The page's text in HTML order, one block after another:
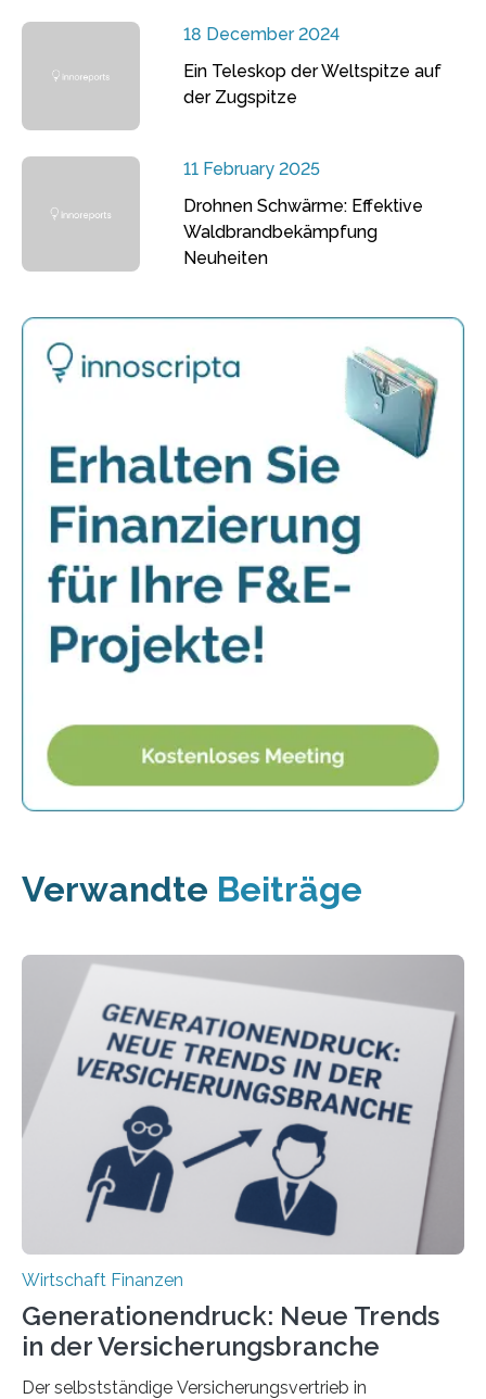
18 December 2024
Ein Teleskop der Weltspitze auf
der Zugspitze
11 February 2025
Drohnen Schwärme: Effektive
Waldbrandbekämpfung
Neuheiten
Verwandte Beiträge
Wirtschaft Finanzen
Generationendruck: Neue Trends
in der Versicherungsbranche
Der selbstständige Versicherungsvertrieb in